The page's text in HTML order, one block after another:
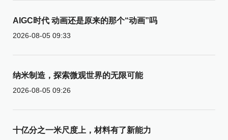
AIGC时代 动画还是原来的那个“动画”吗
2026-08-05 09:33
纳米制造，探索微观世界的无限可能
2026-08-05 09:26
十亿分之一米尺度上，材料有了新能力